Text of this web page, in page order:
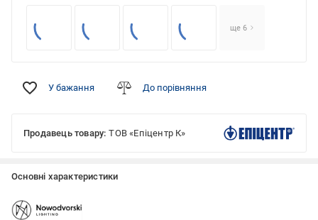
ще 6
У бажання До порівняння
Продавець товару: ТОВ «Епіцентр К»
Основні характеристики